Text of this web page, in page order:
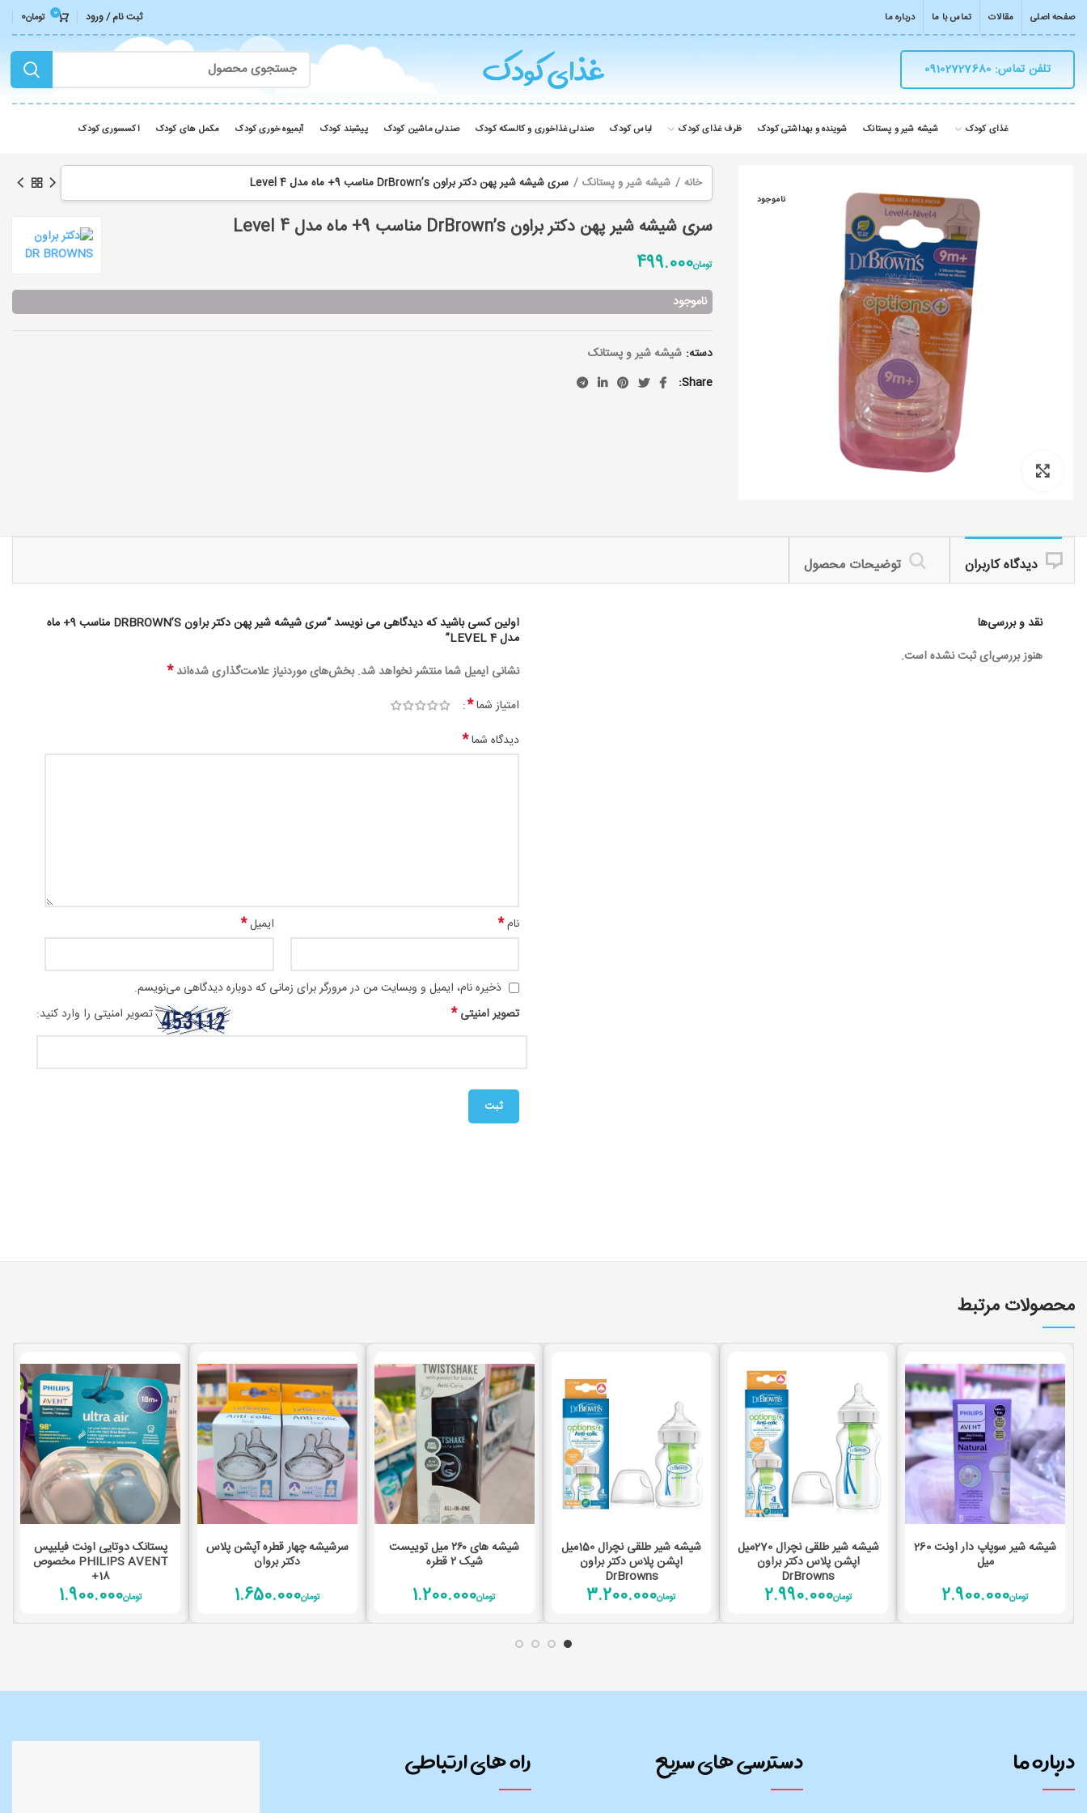
صفحه اصلی مقالات تماس با ما درباره ما ثبت نام / ورود 0 تومان0
تلفن تماس: 09102727680
غذای کودک شیشه شیر و پستانک شوینده و بهداشتی کودک ظرف غذای کودک لباس کودک صندلی غذاخوری و کالسکه کودک صندلی ماشین کودک پیشبند کودک آبمیوه خوری کودک مکمل های کودک اکسسوری کودک
ناموجود
Click to enlarge
خانه شیشه شیر و پستانک سری شیشه شیر پهن دکتر براون DrBrown’s مناسب 9+ ماه مدل Level 4
سری شیشه شیر پهن دکتر براون DrBrown’s مناسب 9+ ماه مدل Level 4
تومان499.000
ناموجود
دسته: شیشه شیر و پستانک
Share
دیدگاه کاربران توضیحات محصول
نقد و بررسی‌ها
هنوز بررسی‌ای ثبت نشده است.
اولین کسی باشید که دیدگاهی می نویسد “سری شیشه شیر پهن دکتر براون DRBROWN’S مناسب 9+ ماه
مدل LEVEL 4”
نشانی ایمیل شما منتشر نخواهد شد. بخش‌های موردنیاز علامت‌گذاری شده‌اند*
امتیاز شما*
دیدگاه شما*
نام* ایمیل*
ذخیره نام، ایمیل و وبسایت من در مرورگر برای زمانی که دوباره دیدگاهی می‌نویسم.
تصویر امنیتی* تصویر امنیتی را وارد کنید:
محصولات مرتبط
افزودن به سبد خرید شیشه شیر سوپاپ دار اونت 260
میل
تومان2.900.000
افزودن به سبد خرید شیشه شیر طلقی نچرال 270میل
اپشن پلاس دکتر براون
DrBrowns
تومان2.990.000
افزودن به سبد خرید شیشه شیر طلقی نچرال 150میل
اپشن پلاس دکتر براون
DrBrowns
تومان3.200.000
افزودن به سبد خریدشیشه های ۲۶۰ میل توییست
شیک ۲ قطره
تومان1.200.000
افزودن به سبد خرید
سرشیشه چهار قطره آپشن پلاس
دکتر بروان
تومان1.650.000
افزودن به سبد خرید
پستانک دوتایی اونت فیلیپس
PHILIPS AVENT مخصوص
18+
تومان1.900.000
راه های ارتباطی دسترسی های سریع درباره ما